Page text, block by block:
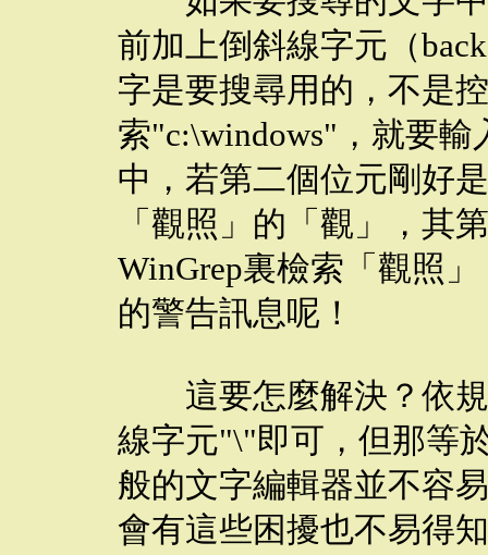
前加上倒斜線字元（
字是要搜尋用的，不是
索"c:\windows"，就要
中，若第二個位元剛好
「觀照」的「觀」，其
WinGrep裏檢索「觀照
的警告訊息呢！
這要怎麼解決？依規
線字元"\"即可，但那等
般的文字編輯器並不容
會有這些困擾也不易得